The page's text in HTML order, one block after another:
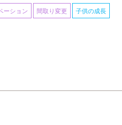
子供の成長
ーション 間取り変更